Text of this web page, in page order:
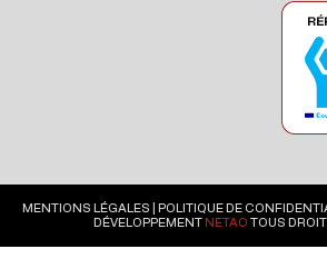
MENTIONS LÉGALES POLITIQUE DE
DÉVELOPPEMENT NETAO TOUS